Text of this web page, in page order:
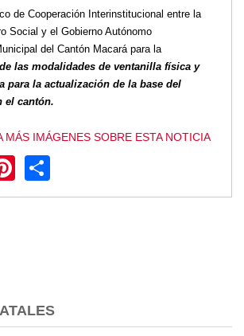
de Cooperación Interinstitucional entre la
Social y el Gobierno Autónomo
del Cantón Macará para la
las modalidades de ventanilla física y
para la actualización de la base del
el cantón.
MÁS IMÁGENES SOBRE ESTA NOTICIA
Pinterest